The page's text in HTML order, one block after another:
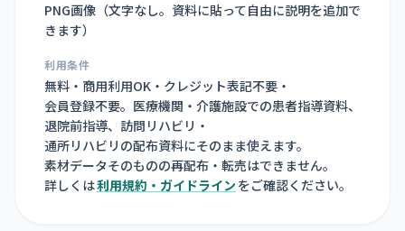
PNG画像（文字なし。資料に貼って自由に説明を追加で
きます）
利用条件
無料・商用利用OK・クレジット表記不要・
会員登録不要。医療機関・介護施設での患者指導資料、
退院前指導、訪問リハビリ・
通所リハビリの配布資料にそのまま使えます。
素材データそのものの再配布・転売はできません。
詳しくは利用規約・ガイドライン をご確認ください。